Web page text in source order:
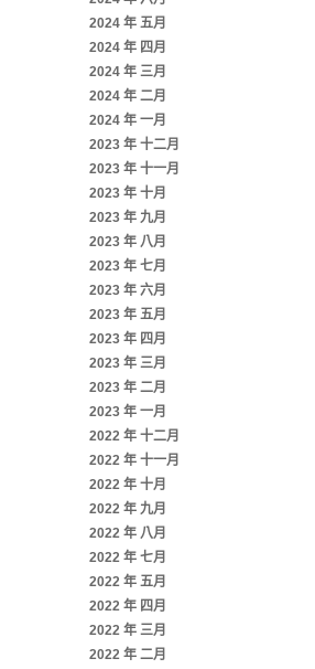
2024 年 五月
2024 年 四月
2024 年 三月
2024 年 二月
2024 年 一月
2023 年 十二月
2023 年 十一月
2023 年 十月
2023 年 九月
2023 年 八月
2023 年 七月
2023 年 六月
2023 年 五月
2023 年 四月
2023 年 三月
2023 年 二月
2023 年 一月
2022 年 十二月
2022 年 十一月
2022 年 十月
2022 年 九月
2022 年 八月
2022 年 七月
2022 年 五月
2022 年 四月
2022 年 三月
2022 年 二月